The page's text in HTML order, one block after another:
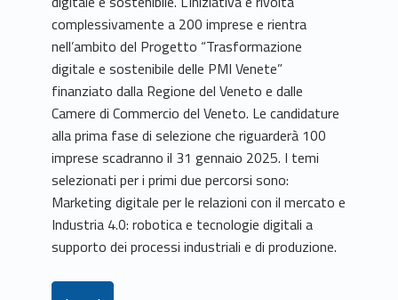
complessivamente a 200 imprese e rientra
nell’ambito del Progetto “Trasformazione
digitale e sostenibile delle PMI Venete”
finanziato dalla Regione del Veneto e dalle
Camere di Commercio del Veneto. Le candidature
alla prima fase di selezione che riguarderà 100
imprese scadranno il 31 gennaio 2025. I temi
selezionati per i primi due percorsi sono:
Marketing digitale per le relazioni con il mercato e
Industria 4.0: robotica e tecnologie digitali a
supporto dei processi industriali e di produzione.